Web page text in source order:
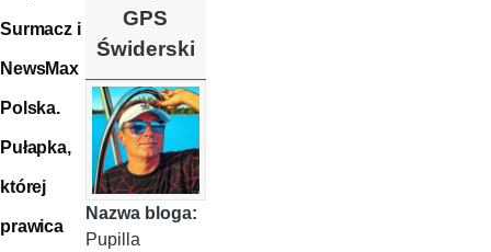
Surmacz i
NewsMax
Polska.
Pułapka,
której
prawica
GPS
Świderski
Nazwa bloga:
Pupilla